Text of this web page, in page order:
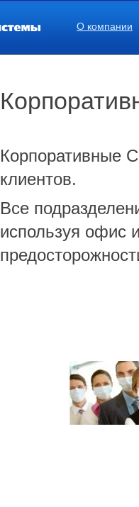
О компании
Корпоративные
клиентов.
Все
используя офис